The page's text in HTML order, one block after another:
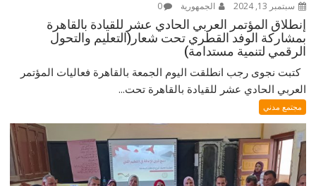
سبتمبر 13, 2024 الجمهورية 0
إنطلاق المؤتمر العربي الحادي عشر للقيادة بالقاهرة
بمشاركة الوفد القطري تحت شعار(التعليم والتحول
الرقمي لتنمية مستدامة)
كتبت نجوى رجب انطلقت اليوم الجمعة بالقاهرة فعاليات المؤتمر
العربي الحادي عشر للقيادة بالقاهرة تحت...
مجتمع مدني